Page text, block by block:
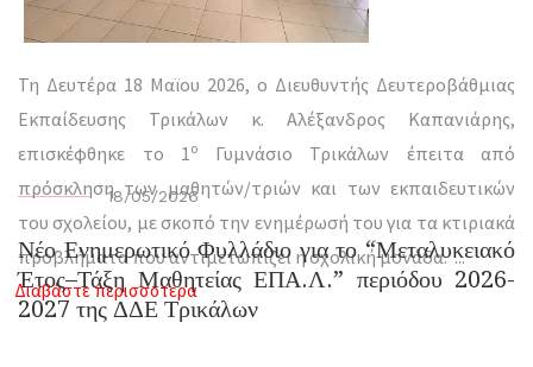
Τη Δευτέρα 18 Μαϊου 2026, ο Διευθυντής Δευτεροβάθμιας
Εκπαίδευσης Τρικάλων κ. Αλέξανδρος Καπανιάρης,
επισκέφθηκε το 1 ο
Γυμνάσιο Τρικάλων έπειτα από
πρόσκληση των μαθητών/τριών και των εκπαιδευτικών
του σχολείου, με σκοπό την ενημέρωσή του για τα κτιριακά
προβλήματα που αντιμετωπίζει η σχολική μονάδα....
Διαβάστε περισσότερα
18/05/2026
Νέο Ενημερωτικό Φυλλάδιο για το “Μεταλυκειακό
Έτος–Τάξη Μαθητείας ΕΠΑ.Λ.” περιόδου 2026-
2027 της ΔΔΕ Τρικάλων